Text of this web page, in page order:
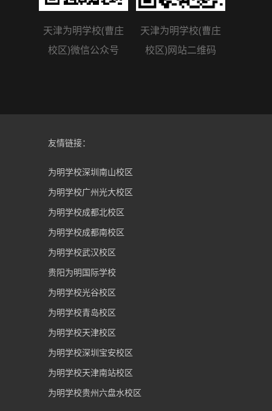
天津为明学校(曹庄
校区)微信公众号
天津为明学校(曹庄
校区)网站二维码
友情链接：
为明学校深圳南山校区
为明学校广州光大校区
为明学校成都北校区
为明学校成都南校区
为明学校武汉校区
贵阳为明国际学校
为明学校光谷校区
为明学校青岛校区
为明学校天津校区
为明学校深圳宝安校区
为明学校天津南站校区
为明学校贵州六盘水校区